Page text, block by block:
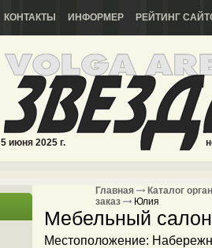
КОНТАКТЫ ИНФОРМЕР РЕЙТИНГ
5 июня 2025 г.
Главная
Каталог
заказ
Юлия
Мебельный
Местоположение: